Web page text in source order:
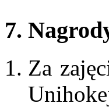
7.
Za